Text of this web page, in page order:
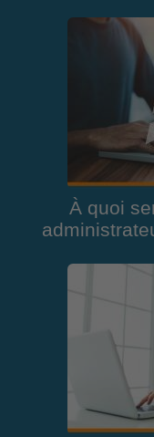
À quoi